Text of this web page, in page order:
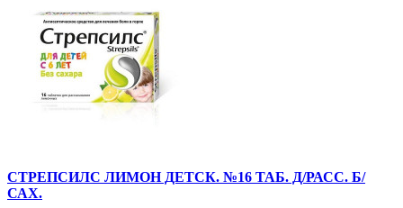
СТРЕПСИЛС ЛИМОН ДЕТСК. №16 ТАБ. Д/РАСС. Б/
САХ.